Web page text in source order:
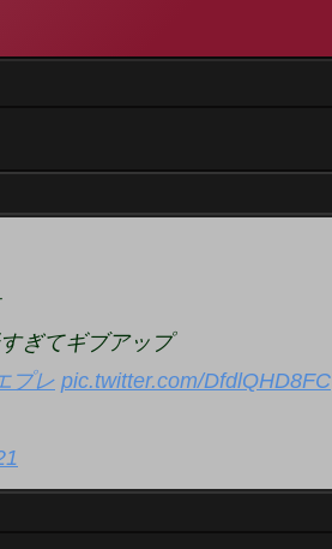
ぎてギブアップ
プレ pic.twitter.com/DfdlQHD8FC